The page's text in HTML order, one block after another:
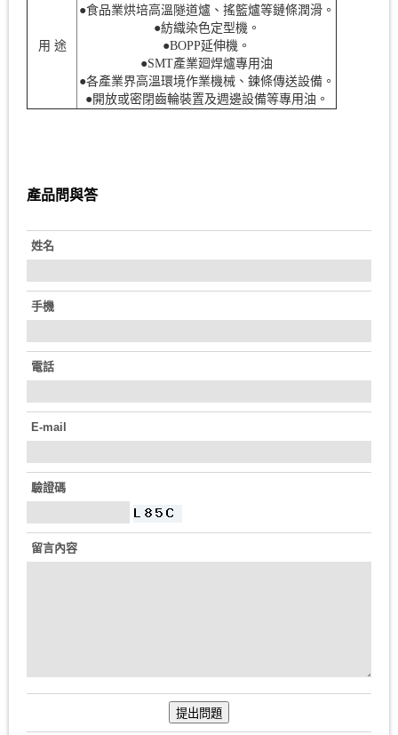
用 途
●食品業烘培高溫隧道爐、搖籃爐等鏈條潤滑。
●紡織染色定型機。
●BOPP延伸機。
●SMT產業廻焊爐專用油
●各產業界高溫環境作業機械、鍊條傳送設備。
●開放或密閉齒輪裝置及週邊設備等專用油。
產品問與答
姓名
手機
電話
E-mail
驗證碼
留言內容